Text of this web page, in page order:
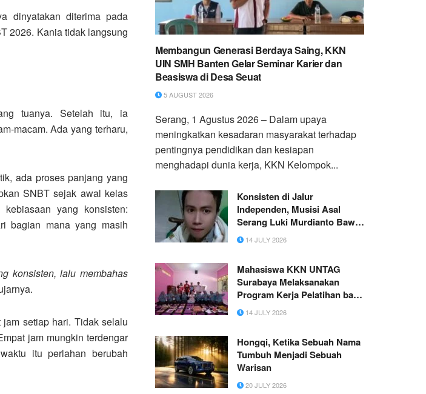
dinyatakan diterima pada
2026. Kania tidak langsung
tuanya. Setelah itu, ia
macam. Ada yang terharu,
ada proses panjang yang
SNBT sejak awal kelas
yang konsisten:
bagian mana yang masih
konsisten, lalu membahas
setiap hari. Tidak selalu
jam mungkin terdengar
itu perlahan berubah
Membangun Generasi Berdaya Saing, KKN
UIN SMH Banten Gelar Seminar Karier dan
Beasiswa di Desa Seuat
5 AUGUST 2026
Serang, 1 Agustus 2026 – Dalam upaya
meningkatkan kesadaran masyarakat terhadap
pentingnya pendidikan dan kesiapan
menghadapi dunia kerja, KKN Kelompok...
Konsisten di Jalur
Independen, Musisi Asal
Serang Luki Murdianto Bawa
Karya Musik Banten ke
Kancah Nasional
14 JULY 2026
Mahasiswa KKN UNTAG
Surabaya Melaksanakan
Program Kerja Pelatihan bagi
Para Guru TK untuk
Meningkatkan Kinerja
14 JULY 2026
Hongqi, Ketika Sebuah Nama
Tumbuh Menjadi Sebuah
Warisan
20 JULY 2026